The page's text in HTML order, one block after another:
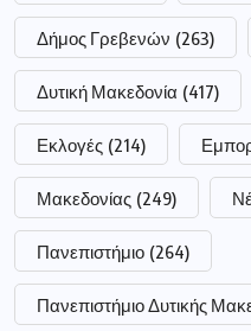
Δήμος Γρεβενών (263)
Δυτική Μακεδονία (417)
Εκλογές (214)
Μακεδονίας (249)
Πανεπιστήμιο (264)
Πανεπιστήμιο Δυτικής